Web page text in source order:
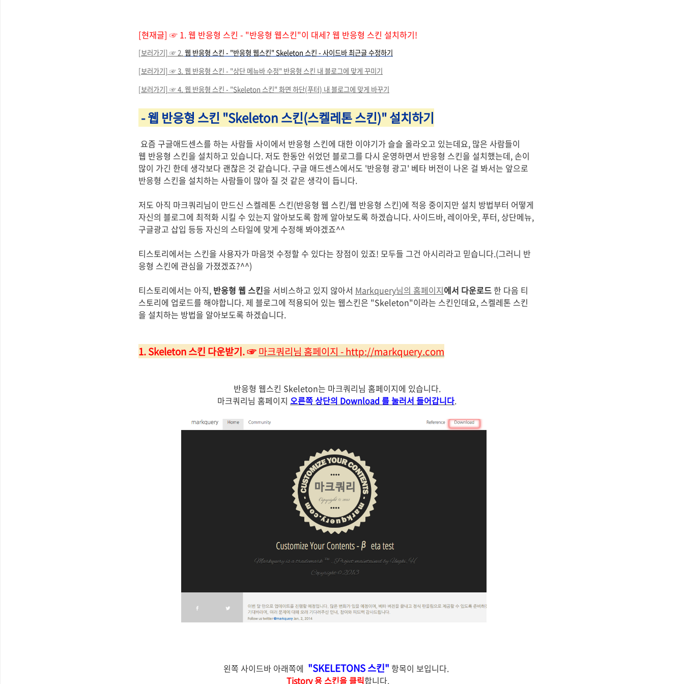
[현재글] ☞ 1. 웹 반응형 스킨 - "반응형 웹스킨"이 대세? 웹 반응형 스킨 설치하기!
[보러가기] ☞2. 웹 반응형 스킨 - "반응형 웹스킨" Skeleton 스킨 - 사이드바 최근글 수정하기
[보러가기] ☞ 3. 웹 반응형 스킨 - "상단 메뉴바 수정" 반응형 스킨 내 블로그에 맞게 꾸미기
[보러가기] ☞ 4. 웹 반응형 스킨 - "Skeleton 스킨" 화면 하단(푸터) 내 블로그에 맞게 바꾸기
- 웹 반응형 스킨 "Skeleton 스킨(스켈레톤 스킨)" 설치하기
요즘 구글애드센스를 하는 사람들 사이에서 반응형 스킨에 대한 이야기가 슬슬 올라오고 있는데요, 많은 사람들이
웹 반응형 스킨을 설치하고 있습니다. 저도 한동안 쉬었던 블로그를 다시 운영하면서 반응형 스킨을 설치했는데, 손이
많이 가긴 한데 생각보다 괜찮은 것 같습니다. 구글 애드센스에서도 '반응형 광고' 베타 버전이 나온 걸 봐서는 앞으로
반응형 스킨을 설치하는 사람들이 많아 질 것 같은 생각이 듭니다.
저도 아직 마크쿼리님이 만드신 스켈레톤 스킨(반응형 웹 스킨/웹 반응형 스킨)에 적응 중이지만 설치 방법부터 어떻게
자신의 블로그에 최적화 시킬 수 있는지 알아보도록 함께 알아보도록 하겠습니다. 사이드바, 레이아웃, 푸터, 상단메뉴,
구글광고 삽입 등등 자신의 스타일에 맞게 수정해 봐야겠죠^^
티스토리에서는 스킨을 사용자가 마음껏 수정할 수 있다는 장점이 있죠! 모두들 그건 아시리라고 믿습니다.(그러니 반
응형 스킨에 관심을 가졌겠죠?^^)
티스토리에서는 아직, 반응형 웹 스킨을 서비스하고 있지 않아서 Markquery님의 홈페이지에서 다운로드 한 다음 티
스토리에 업로드를 해야합니다. 제 블로그에 적용되어 있는 웹스킨은 "Skeleton"이라는 스킨인데요, 스켈레톤 스킨
을 설치하는 방법을 알아보도록 하겠습니다.
1. Skeleton 스킨 다운받기.☞마크쿼리님 홈페이지 - http://markquery.com
반응형 웹스킨 Skeleton는 마크쿼리님 홈페이지에 있습니다.
마크쿼리님 홈페이지 오른쪽 상단의 Download 를 눌러서 들어갑니다.
왼쪽 사이드바 아래쪽에 "SKELETONS 스킨" 항목이 보입니다.
Tistory 용 스킨을 클릭합니다.